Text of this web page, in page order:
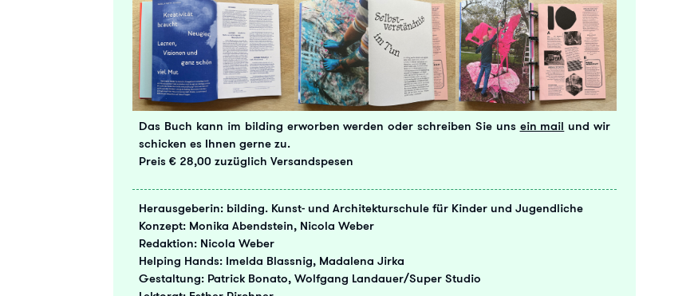
Das Buch kann im bilding erworben werden oder schreiben Sie uns ein mail und wir
schicken es Ihnen gerne zu.
Preis € 28,00 zuzüglich Versandspesen
Herausgeberin: bilding. Kunst- und Architekturschule für Kinder und Jugendliche
Konzept: Monika Abendstein, Nicola Weber
Redaktion: Nicola Weber
Helping Hands: Imelda Blassnig, Madalena Jirka
Gestaltung: Patrick Bonato, Wolfgang Landauer/Super Studio